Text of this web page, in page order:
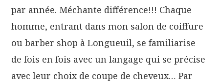
par année. Méchante différence!!! Chaque
homme, entrant dans mon salon de coiffure
ou barber shop à Longueuil, se familiarise
de fois en fois avec un langage qui se précise
avec leur choix de coupe de cheveux… Par